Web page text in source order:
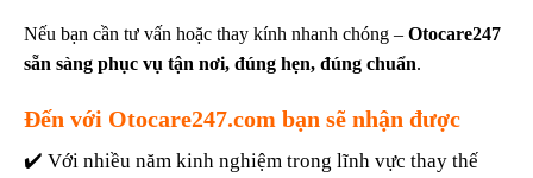
Nếu bạn cần tư vấn hoặc thay kính nhanh chóng – Otocare247
sẵn sàng phục vụ tận nơi, đúng hẹn, đúng chuẩn.
Đến với Otocare247.com bạn sẽ nhận được
✔️ Với nhiều năm kinh nghiệm trong lĩnh vực thay thế